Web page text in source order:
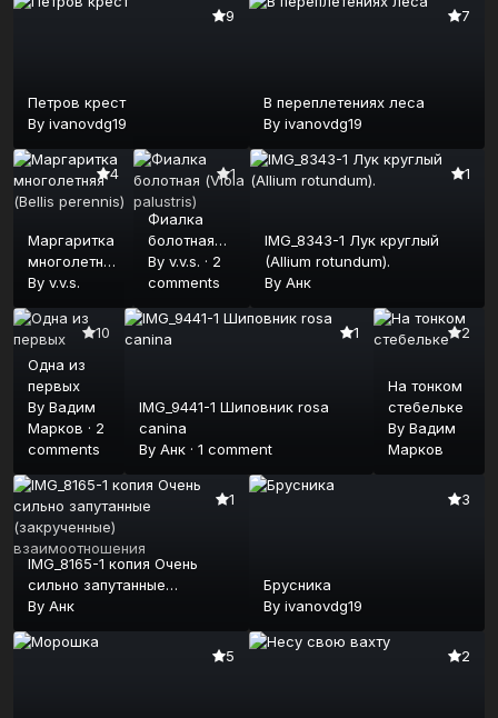
9
Петров крест
By ivanovdg19
7
В переплетениях леса
By ivanovdg19
4
Маргаритка
многолетняя
(Bellis
By v.v.s.
1
Фиалка
болотная
(Viola
palustris)
By v.v.s. · 2
comments
1
IMG_8343-1 Лук круглый
(Allium rotundum).
ByАнк
10
Одна из
первых
By Вадим
Марков · 2
comments
1
IMG_9441-1 Шиповник rosa
canina
By Анк· 1 comment
2
На тонком
стебельке
ByВадим
Марков
1
IMG_8165-1 копия Очень
сильно запутанные
(закрученные)
By Анк
3
Брусника
By ivanovdg19
5 2